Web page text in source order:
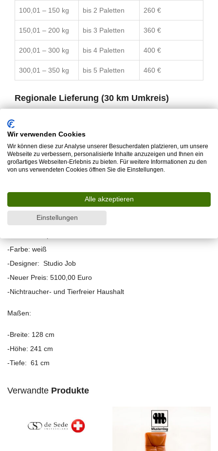
100,01 – 150 kg bis 2 Paletten 260 €
150,01 – 200 kg bis 3 Paletten 360 €
200,01 – 300 kg bis 4 Paletten 400 €
300,01 – 350 kg bis 5 Paletten 460 €
Regionale Lieferung (30 km Umkreis)
70€Bitte vor dem Kauf kontaktieren, damit Termin und
Details abgestimmt werden können.
Eigenschaften:
-Farbe: weiß
-Designer: Studio Job
-Neuer Preis: 5100,00 Euro
-Nichtraucher- und Tierfreier Haushalt
Maßen:
-Breite: 128 cm
-Höhe: 241 cm
-Tiefe: 61 cm
Verwandte Produkte
Wir verwenden Cookies
Wir können diese zur Analyse unserer Besucherdaten platzieren, um unsere
Webseite zu verbessern, personalisierte Inhalte anzuzeigen und Ihnen ein
großartiges Webseiten-Erlebnis zu bieten. Für weitere Informationen zu den
von uns verwendeten Cookies öffnen Sie die Einstellungen.
Alle akzeptieren
Einstellungen